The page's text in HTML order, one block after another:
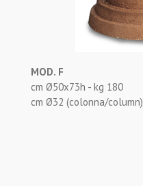
MOD. F
cm Ø50x73h - kg 180
cm Ø32 (colonna/column)